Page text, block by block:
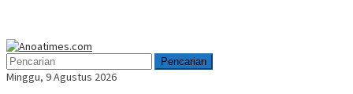
Menu
Mobile
Pencarian
Minggu, 9 Agustus 2026